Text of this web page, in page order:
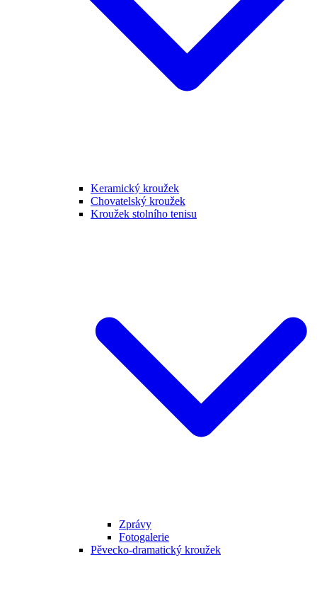
Keramický kroužek
Chovatelský kroužek
Kroužek stolního tenisu
Zprávy
Fotogalerie
Pěvecko-dramatický kroužek